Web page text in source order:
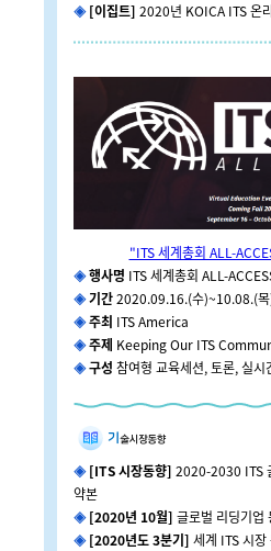
◈[이집트] 2020년 KOICA ITS 온
"ITS 세계총회 ALL-
◈ 행사명 ITS 세계총회 ALL-
◈ 기간2020.09.16.(수)~10.08.(
◈ 주최 ITS America
◈ 주제 Keeping Our ITS
◈ 구성 참여형 교육세션, 토론, 실시
◈[ITS 시장동향] 2020-2030 ITS
약본
◈ [2020년 10월] 글로벌 리딩기업
◈ [2020년도 3분기] 세계 ITS 시장